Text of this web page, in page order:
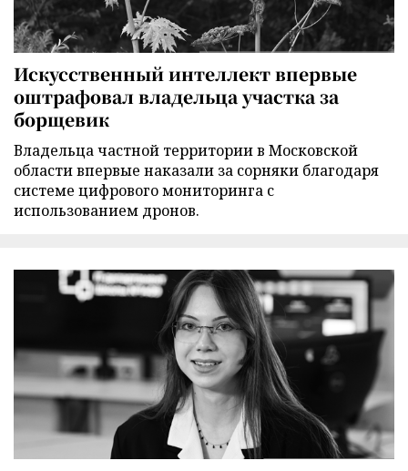
Искусственный интеллект впервые
оштрафовал владельца участка за
борщевик
Владельца частной территории в Московской
области впервые наказали за сорняки благодаря
системе цифрового мониторинга с
использованием дронов.